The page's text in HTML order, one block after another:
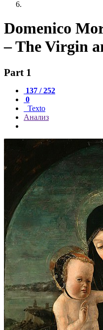
Domenico
– The Virgin
Part 1
137 / 252
0
Texto
Анализ